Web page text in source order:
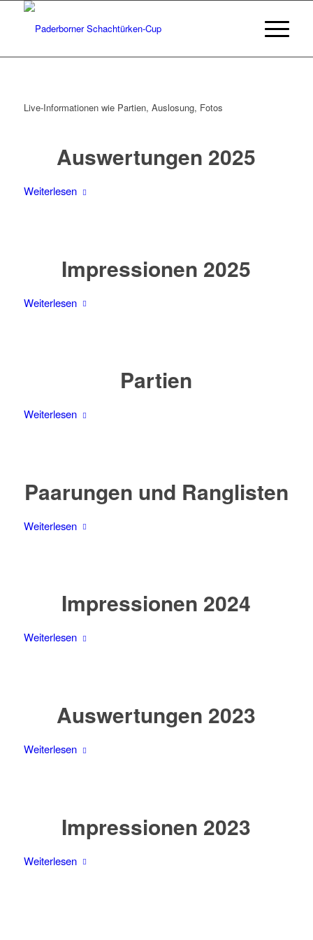
Live-Informationen wie Partien, Auslosung, Fotos
Auswertungen 2025
Weiterlesen
Impressionen 2025
Weiterlesen
Partien
Weiterlesen
Paarungen und Ranglisten
Weiterlesen
Impressionen 2024
Weiterlesen
Auswertungen 2023
Weiterlesen
Impressionen 2023
Weiterlesen